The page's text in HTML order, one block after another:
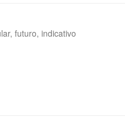
futuro, indicativo